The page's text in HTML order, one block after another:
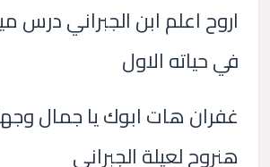
اروح اعلم ابن الجبراني
في حياته الاول
غفران هات ابوك يا جمال
هنروح لعيلة الجبراني